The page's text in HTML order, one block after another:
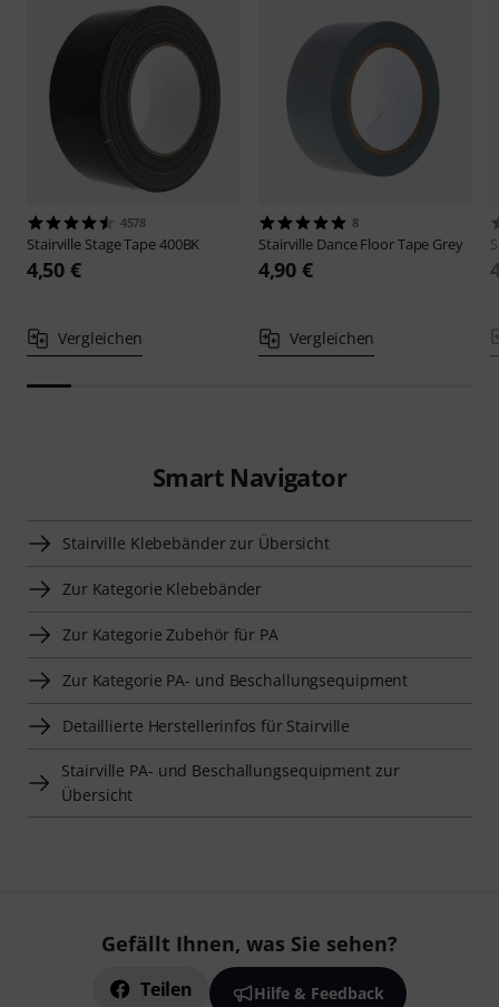
4578
Stairville Stage Tape 400BK
4,50 €
Vergleichen
8
Stairville Dance Floor Tape Grey
4,90 €
Vergleichen
Smart Navigator
Stairville Klebebänder zur Übersicht
Zur Kategorie Klebebänder
Zur Kategorie Zubehör für PA
Zur Kategorie PA- und Beschallungsequipment
Detaillierte Herstellerinfos für Stairville
Stairville PA- und Beschallungsequipment zur
Übersicht
Gefällt Ihnen, was Sie sehen?
Teilen Hilfe & Feedback